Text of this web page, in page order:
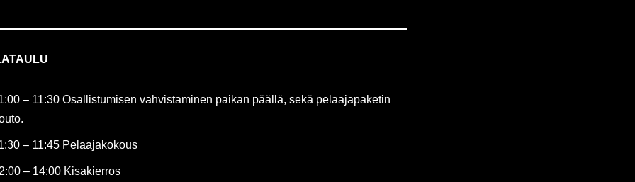
– 11:30 Osallistumisen vahvistaminen paikan päällä, sekä pelaajapaketin
– 11:45 Pelaajakokous
– 14:00 Kisakierros